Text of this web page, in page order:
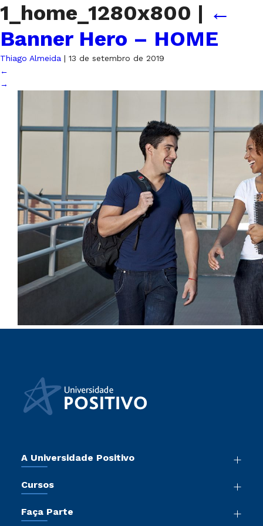
1_home_1280x800 | ←
Banner Hero – HOME
Thiago Almeida | 13 de setembro de 2019
←
→
A Universidade Positivo
Sala de Imprensa
Trabalhe Conosco
Cursos
Pós-Graduação
Faça Parte